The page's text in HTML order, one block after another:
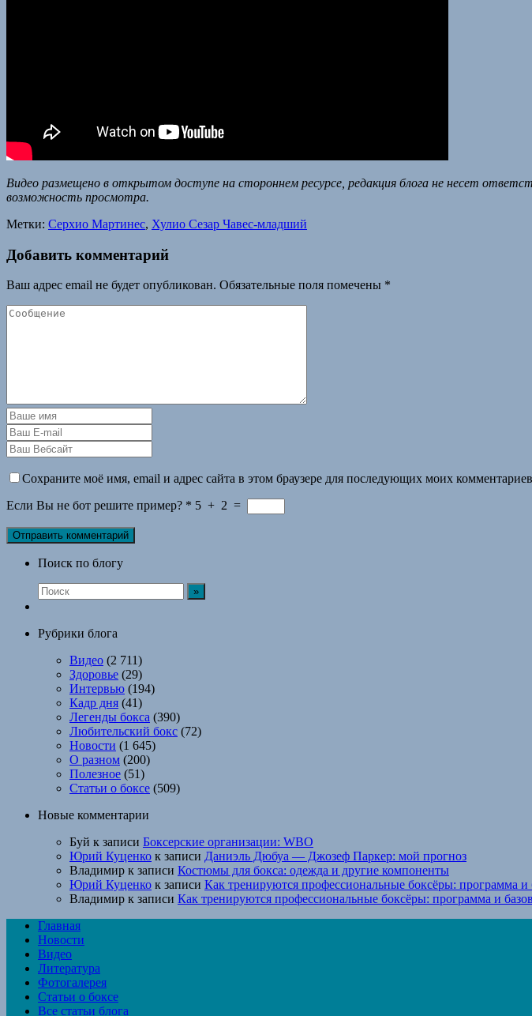
Видео размещено в открытом доступе на стороннем ресурсе, редакция блога не несет
возможность просмотра.
Метки: Серхио Мартинес, Хулио Сезар Чавес-младший
Добавить комментарий
Ваш адрес email не будет опубликован. Обязательные поля помечены *
Сохраните моё имя, email и адрес сайта в этом браузере для последующих моих комментариев
Если Вы не бот решите пример? * 5 + 2 =
Поиск по блогу
Рубрики блога
Видео (2 711)
Здоровье (29)
Интервью (194)
Кадр дня (41)
Легенды бокса (390)
Любительский бокс (72)
Новости (1 645)
О разном (200)
Полезное (51)
Статьи о боксе (509)
Новые комментарии
Буй к записи Боксерские организации: WBO
Юрий Куценко к записи Даниэль Дюбуа — Джозеф Паркер: мой прогноз
Владимир к записи Костюмы для бокса: одежда и другие компоненты
Юрий Куценко к записи Как тренируются профессиональные боксёры: программа
Владимир к записи Как тренируются профессиональные боксёры: программа и
Главная
Новости
Видео
Литература
Фотогалерея
Статьи о боксе
Все статьи блога